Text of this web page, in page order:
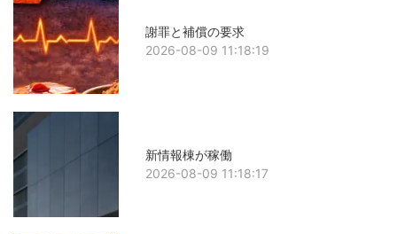
謝罪と補償の要求
2026-08-09 11:18:19
新情報棟が稼働
2026-08-09 11:18:17